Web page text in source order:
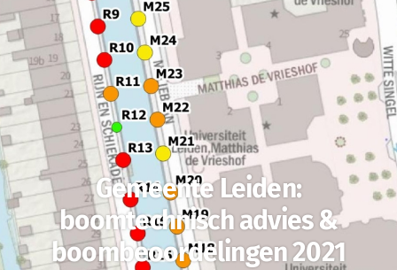
Gemeente Leiden:
boomtechnisch advies &
boombeoordelingen 2021